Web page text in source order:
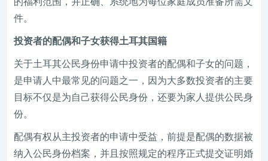
件。
投资者的配偶和子女获得土耳其国籍
关于土耳其公民身份申请中投资者的配偶和子女的问题，
是申请人中最常见的问题之一，因为大多数投资者的主要
目标不仅是为自己获得公民身份，还要为家人提供公民身
份。
配偶有权从主投资者的申请中受益，前提是配偶的数据被
纳入公民身份档案，并且按照规定的程序正式提交证明婚